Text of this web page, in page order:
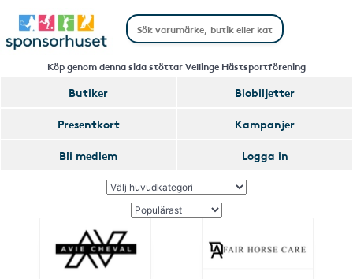
Köp genom denna sida stöttar Vellinge Hästsportförening
Butiker
Biobiljetter
Presentkort
Kampanjer
Bli medlem
Logga in